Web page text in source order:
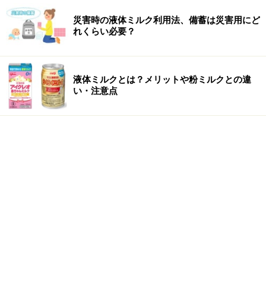
災害時の液体ミルク利用法、備蓄は災害用にど
れくらい必要？
液体ミルクとは？メリットや粉ミルクとの違
い・注意点